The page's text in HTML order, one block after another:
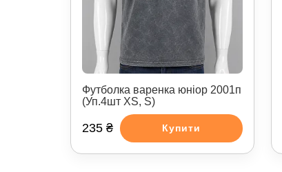
Футболка варенка юніор 2001п
(Уп.4шт XS, S)
235 ₴ Купити